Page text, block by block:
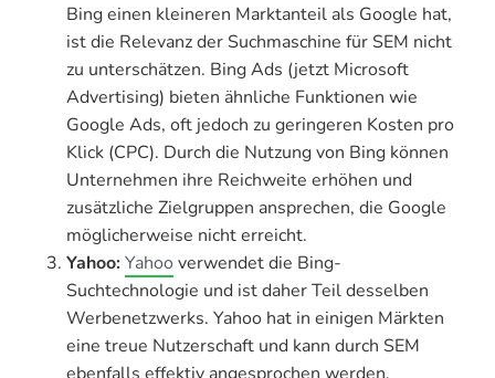
Bing einen kleineren Marktanteil als Google hat,
ist die Relevanz der Suchmaschine für SEM nicht
zu unterschätzen. Bing Ads (jetzt Microsoft
Advertising) bieten ähnliche Funktionen wie
Google Ads, oft jedoch zu geringeren Kosten pro
Klick (CPC). Durch die Nutzung von Bing können
Unternehmen ihre Reichweite erhöhen und
zusätzliche Zielgruppen ansprechen, die Google
möglicherweise nicht erreicht.
Yahoo:Yahoo verwendet die Bing-
Suchtechnologie und ist daher Teil desselben
Werbenetzwerks. Yahoo hat in einigen Märkten
eine treue Nutzerschaft und kann durch SEM